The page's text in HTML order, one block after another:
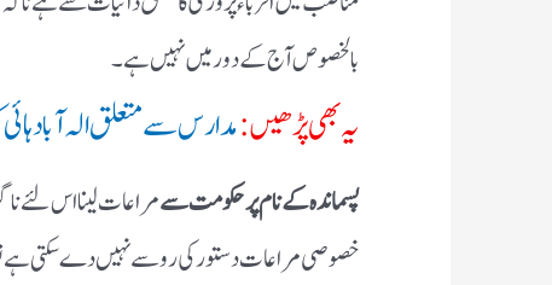
بالخصوص آج کے دور میں نہیں ہے ۔
یہ بھی پڑھیں:مدارس سے متعلق الہ آباد
پسماندہ کے نام پر حکومت سےمراعات لینا اس لئے
خصوصی مراعات دستور کی رو سے نہیں دے سکتی ہے